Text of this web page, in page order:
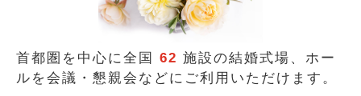
首都圏を中心に全国 62 施設の結婚式場、 ホー
ルを会議・懇親会などにご利用いただけます。